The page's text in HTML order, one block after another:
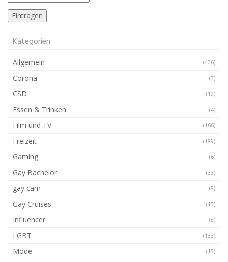
Kategorien
Allgemein (406)
Corona (3)
CSD (19)
Essen & Trinken (4)
Film und TV (166)
Freizeit (189)
Gaming (6)
Gay Bachelor (33)
gay cam (8)
Gay Cruises (15)
Influencer (5)
LGBT (133)
Mode (15)